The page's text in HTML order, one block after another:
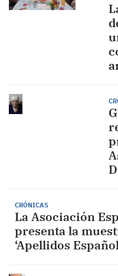
CRÓNICAS
La Asociación
presenta la
‘Apellidos